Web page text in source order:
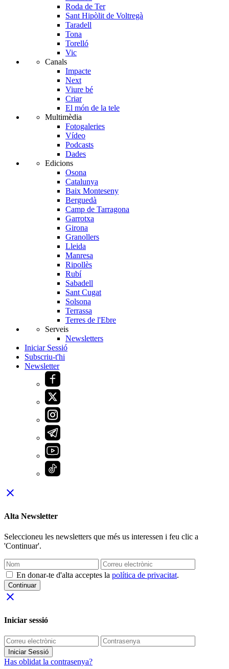
Roda de Ter
Sant Hipòlit de Voltregà
Taradell
Tona
Torelló
Vic
Canals
Impacte
Next
Viure bé
Criar
El món de la tele
Multimèdia
Fotogaleries
Vídeo
Podcasts
Dades
Edicions
Osona
Catalunya
Baix Monteseny
Berguedà
Camp de Tarragona
Garrotxa
Girona
Granollers
Lleida
Manresa
Ripollès
Rubí
Sabadell
Sant Cugat
Solsona
Terrassa
Terres de l'Ebre
Serveis
Newsletters
Iniciar Sessió
Subscriu-t'hi
Newsletter
close
Alta Newsletter
Seleccioneu les newsletters que més us interessen i feu clic a
'Continuar'.
En donar-te d'alta acceptes la política de privacitat.
Continuar
close
Iniciar sessió
Iniciar Sessió
Has oblidat la contrasenya?